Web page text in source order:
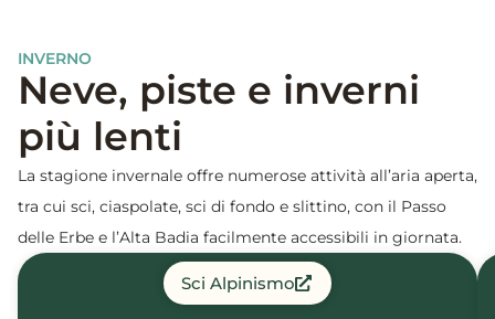
INVERNO
Neve, piste e inverni
più lenti
La stagione invernale offre numerose attività all’aria aperta,
tra cui sci, ciaspolate, sci di fondo e slittino, con il Passo
delle Erbe e l’Alta Badia facilmente accessibili in giornata.
Sci Alpinismo